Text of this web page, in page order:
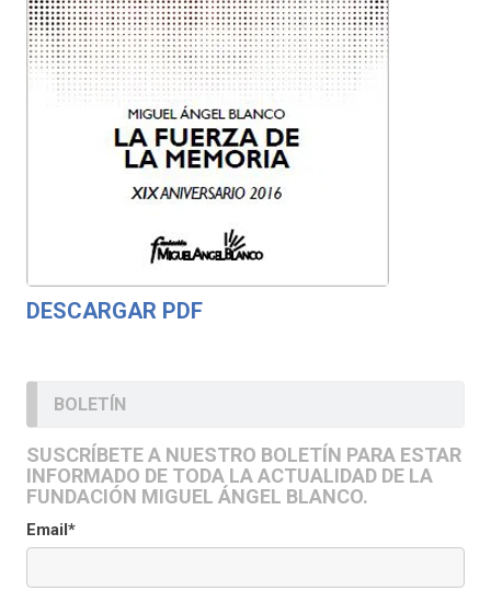
DESCARGAR PDF
BOLETÍN
SUSCRÍBETE A NUESTRO BOLETÍN PARA ESTAR
INFORMADO DE TODA LA ACTUALIDAD DE LA
FUNDACIÓN MIGUEL ÁNGEL BLANCO.
Email*